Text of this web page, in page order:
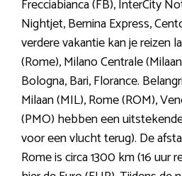
Frecciabianca (FB), InterCity
Nightjet, Bernina Express,
verdere vakantie kan je reizen
(Rome), Milano Centrale
Bologna, Bari, Florance.
Milaan (MIL), Rome (ROM),
(PMO) hebben een
voor een vlucht terug). De
Rome is circa 1300 km (16 uur